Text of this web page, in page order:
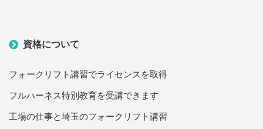
資格について
フォークリフト講習でライセンスを取得
フルハーネス特別教育を受講できます
工場の仕事と埼玉のフォークリフト講習